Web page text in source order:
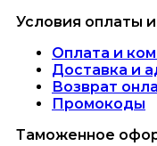
Условия оплаты
Оплата и
Доставка и
Возврат
Промокоды
Таможенное